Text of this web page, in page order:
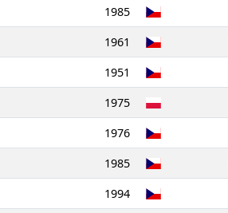
1985
1961
1951
1975
1976
1985
1994